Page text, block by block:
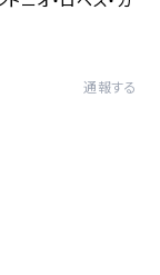
通報する